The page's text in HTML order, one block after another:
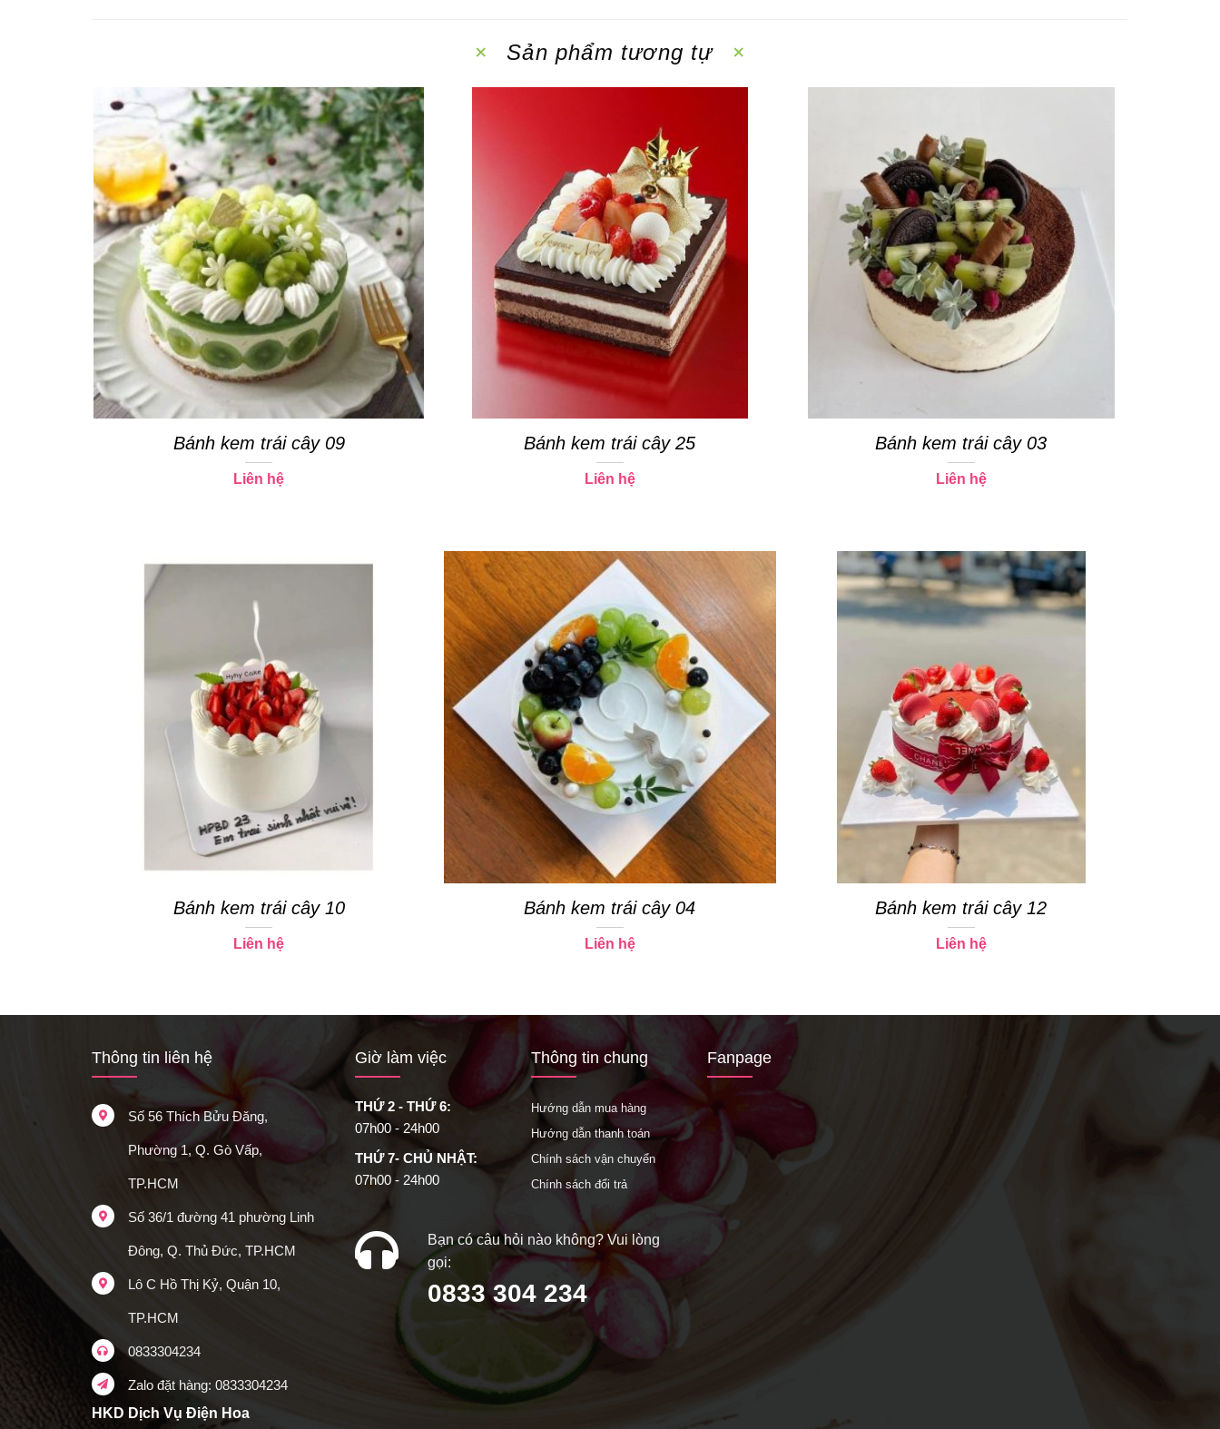
Sản phẩm tương tự
Bánh kem trái cây 09
Liên hệ
Bánh kem trái cây 25
Liên hệ
Bánh kem trái cây 03
Liên hệ
Bánh kem trái cây 10
Liên hệ
Bánh kem trái cây 04
Liên hệ
Bánh kem trái cây 12
Liên hệ
Thông tin liên hệ
Số 56 Thích Bửu Đăng,
Phường 1, Q. Gò Vấp,
TP.HCM
Số 36/1 đường 41 phường Linh
Đông, Q. Thủ Đức, TP.HCM
Lô C Hồ Thị Kỷ, Quận 10,
TP.HCM
0833304234
Zalo đặt hàng: 0833304234
HKD Dịch Vụ Điện Hoa
Giờ làm việc
THỨ 2 - THỨ 6:
07h00 - 24h00
THỨ 7- CHỦ NHẬT:
07h00 - 24h00
Thông tin chung
Hướng dẫn mua hàng
Hướng dẫn thanh toán
Chính sách vận chuyển
Chính sách đổi trả
Bạn có câu hỏi nào không? Vui lòng
gọi:
0833 304 234
Fanpage